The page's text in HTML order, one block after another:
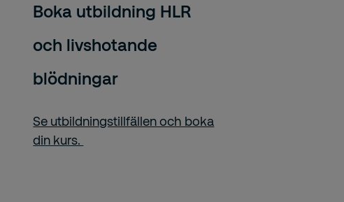
Boka utbildning HLR
och livshotande
blödningar
Se utbildningstillfällen och boka
din kurs.